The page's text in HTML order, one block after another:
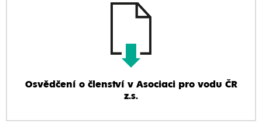
Osvědčení o členství v Asociaci pro vodu ČR
z.s.